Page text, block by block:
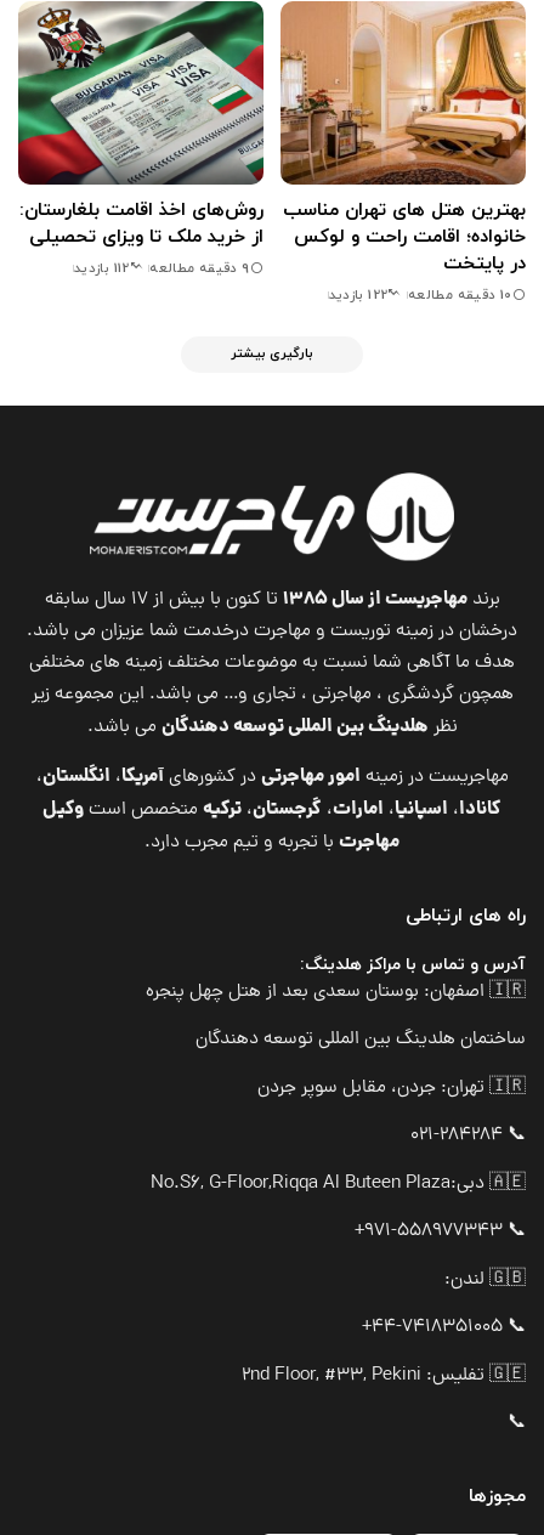
بهترین هتل های تهران مناسب
خانواده؛ اقامت راحت و لوکس
در پایتخت
10 دقیقه مطالعه 122 بازدید
روش‌های اخذ اقامت بلغارستان:
از خرید ملک تا ویزای تحصیلی
9 دقیقه مطالعه 112 بازدید
بارگیری بیشتر
برندمهاجریست از سال ۱۳۸۵
تا کنون با بیش از ۱۷ سال سابقه
درخشان در زمینه توریست و مهاجرت درخدمت شما عزیزان می باشد.
هدف ما آگاهی شما نسبت به موضوعات مختلف زمینه های مختلفی
همچون گردشگری ، مهاجرتی ، تجاری و… می باشد. این مجموعه زیر
نظر هلدینگ بین المللی توسعه دهندگان می باشد.
مهاجریست در زمینه امور مهاجرتیدر کشورهایآمریکا، انگلستان،
کانادا، اسپانیا، امارات، گرجستان، ترکیه متخصص استوکیل
مهاجرت با تجربه و تیم مجرب دارد.
راه های ارتباطی
آدرس و تماس با مراکز هلدینگ:
🇮🇷 اصفهان: بوستان سعدی بعد از هتل چهل پنجره
ساختمان هلدینگ بین المللی توسعه دهندگان
🇮🇷 تهران: جردن، مقابل سوپر جردن
📞 021-284284
🇦🇪 دبی:
No.S6, G-Floor,Riqqa Al Buteen Plaza
📞 971-558977343+
🇬🇧 لندن:
📞 44-7418351005+
🇬🇪 تفلیس: 2nd Floor, #33, Pekini
📞
مجوزها